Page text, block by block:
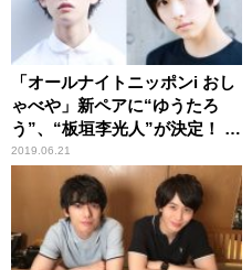
「オールナイトニッポンi おし
ゃべや」新ペアに“ゆうたろ
う”、“板垣李光人”が決定！ 更
に、おしゃべやメンバーズが
リニューアル、新コンテンツ
登場！
2019.06.21